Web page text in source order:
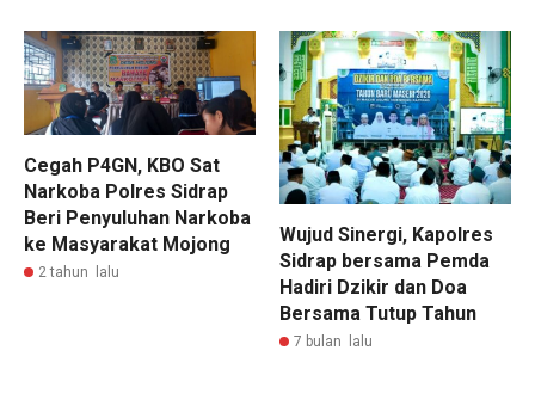
Cegah P4GN, KBO Sat
Narkoba Polres Sidrap
Beri Penyuluhan Narkoba
ke Masyarakat Mojong
2 tahun lalu
Wujud Sinergi, Kapolres
Sidrap bersama Pemda
Hadiri Dzikir dan Doa
Bersama Tutup Tahun
7 bulan lalu